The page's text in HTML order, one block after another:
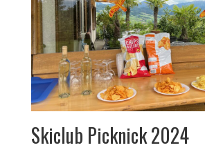
Skiclub Picknick 2024